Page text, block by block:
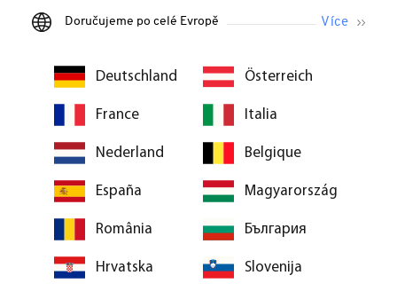
Doručujeme po celé Evropě
Deutschland Österreich
France Italia
Nederland Belgique
España Magyarország
România България
Hrvatska Slovenija